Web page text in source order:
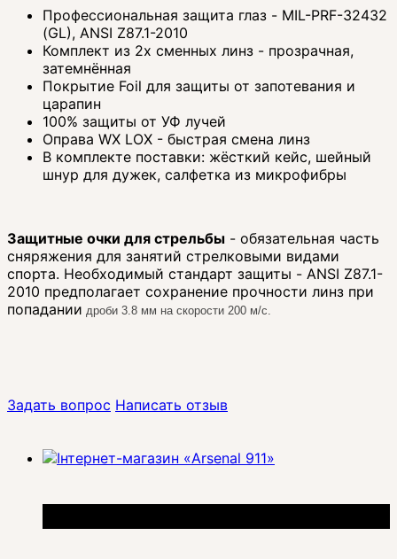
Профессиональная защита глаз - MIL-PRF-32432
(GL), ANSI Z87.1-2010
Комплект из 2х сменных линз - прозрачная,
затемнённая
Покрытие Foil для защиты от запотевания и
царапин
100% защиты от УФ лучей
Оправа WX LOX - быстрая смена линз
В комплекте поставки: жёсткий кейс, шейный
шнур для дужек, салфетка из микрофибры
Защитные очки для стрельбы - обязательная часть
сняряжения для занятий стрелковыми видами
спорта. Необходимый стандарт защиты - ANSI Z87.1-
2010 предполагает сохранение прочности линз при
попадании дроби 3.8 мм на скорости 200 м/с.
Задать вопрос Написать отзыв